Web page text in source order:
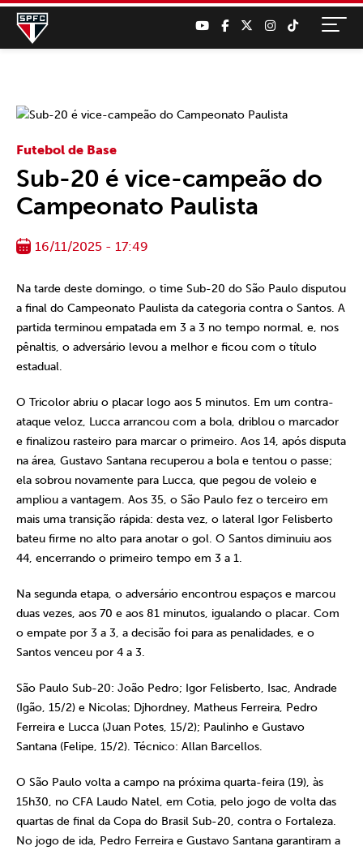
Futebol de Base
Sub-20 é vice-campeão do
Campeonato Paulista
16/11/2025 - 17:49
Na tarde deste domingo, o time Sub-20 do São Paulo disputou
a final do Campeonato Paulista da categoria contra o Santos. A
partida terminou empatada em 3 a 3 no tempo normal, e, nos
pênaltis, o adversário levou a melhor e ficou com o título
estadual.
O Tricolor abriu o placar logo aos 5 minutos. Em um contra-
ataque veloz, Lucca arrancou com a bola, driblou o marcador
e finalizou rasteiro para marcar o primeiro. Aos 14, após disputa
na área, Gustavo Santana recuperou a bola e tentou o passe;
ela sobrou novamente para Lucca, que pegou de voleio e
ampliou a vantagem. Aos 35, o São Paulo fez o terceiro em
mais uma transição rápida: desta vez, o lateral Igor Felisberto
bateu firme no alto para anotar o gol. O Santos diminuiu aos
44, encerrando o primeiro tempo em 3 a 1.
Na segunda etapa, o adversário encontrou espaços e marcou
duas vezes, aos 70 e aos 81 minutos, igualando o placar. Com
o empate por 3 a 3, a decisão foi para as penalidades, e o
Santos venceu por 4 a 3.
São Paulo Sub-20: João Pedro; Igor Felisberto, Isac, Andrade
(Igão, 15/2) e Nicolas; Djhordney, Matheus Ferreira, Pedro
Ferreira e Lucca (Juan Potes, 15/2); Paulinho e Gustavo
Santana (Felipe, 15/2). Técnico: Allan Barcellos.
O São Paulo volta a campo na próxima quarta-feira (19), às
15h30, no CFA Laudo Natel, em Cotia, pelo jogo de volta das
quartas de final da Copa do Brasil Sub-20, contra o Fortaleza.
No jogo de ida, Pedro Ferreira e Gustavo Santana garantiram a